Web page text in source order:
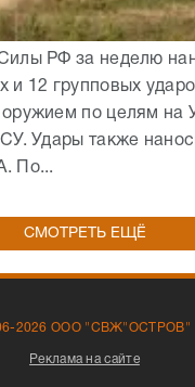
РФ за неделю
и 12 групповых
по целям на
Удары также
По...
СМОТРЕТЬ ЕЩЁ
2026 ООО "СВЖ"ОСТРОВ"
Реклама на сайте